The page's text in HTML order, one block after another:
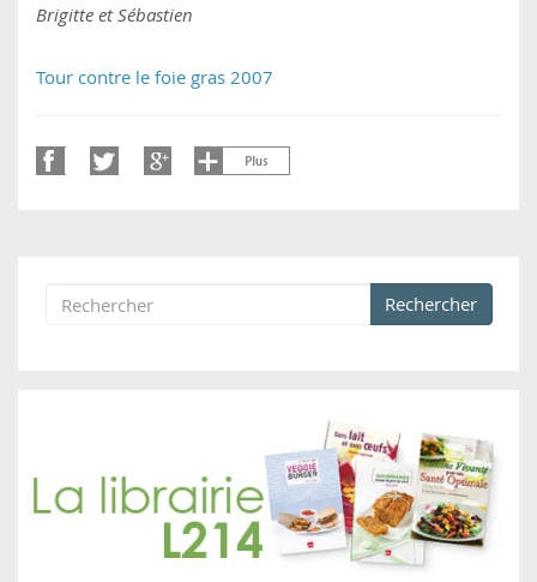
Brigitte et Sébastien
Tour contre le foie gras 2007
Formulaire de recherche
Rechercher